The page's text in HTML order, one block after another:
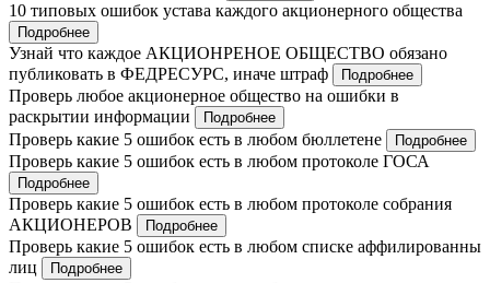
10 типовых ошибок устава каждого акционерного общества
Подробнее
Узнай что каждое АКЦИОНРЕНОЕ ОБЩЕСТВО обязано
публиковать в ФЕДРЕСУРС, иначе штраф
Подробнее
Проверь любое акционерное общество на ошибки в
раскрытии информации
Подробнее
Проверь какие 5 ошибок есть в любом бюллетене Подробнее
Проверь какие 5 ошибок есть в любом протоколе ГОСА
Подробнее
Проверь какие 5 ошибок есть в любом протоколе собрания
АКЦИОНЕРОВ
Подробнее
Проверь какие 5 ошибок есть в любом списке аффилированны
лиц
Подробнее